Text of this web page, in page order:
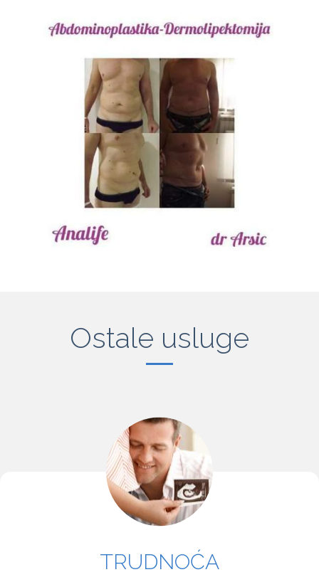
Ostale usluge
TRUDNOĆA